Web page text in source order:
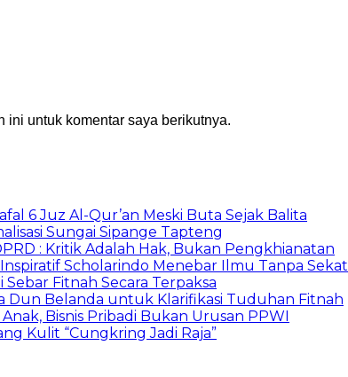
ini untuk komentar saya berikutnya.
6 Juz Al-Qur’an Meski Buta Sejak Balita
Sungai Sipange Tapteng
: Kritik Adalah Hak, Bukan Pengkhianatan
Scholarindo Menebar Ilmu Tanpa Sekat
Fitnah Secara Terpaksa
Dun Belanda untuk Klarifikasi Tuduhan Fitnah
Bisnis Pribadi Bukan Urusan PPWI
Kulit “Cungkring Jadi Raja”